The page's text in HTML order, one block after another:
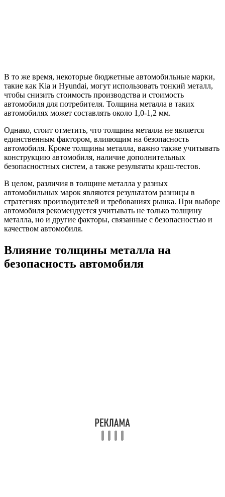
В то же время, некоторые бюджетные автомобильные марки,
такие как Kia и Hyundai, могут использовать тонкий металл,
чтобы снизить стоимость производства и стоимость
автомобиля для потребителя. Толщина металла в таких
автомобилях может составлять около 1,0-1,2 мм.
Однако, стоит отметить, что толщина металла не является
единственным фактором, влияющим на безопасность
автомобиля. Кроме толщины металла, важно также учитывать
конструкцию автомобиля, наличие дополнительных
безопасностных систем, а также результаты краш-тестов.
В целом, различия в толщине металла у разных
автомобильных марок являются результатом разницы в
стратегиях производителей и требованиях рынка. При выборе
автомобиля рекомендуется учитывать не только толщину
металла, но и другие факторы, связанные с безопасностью и
качеством автомобиля.
Влияние толщины металла на
безопасность автомобиля